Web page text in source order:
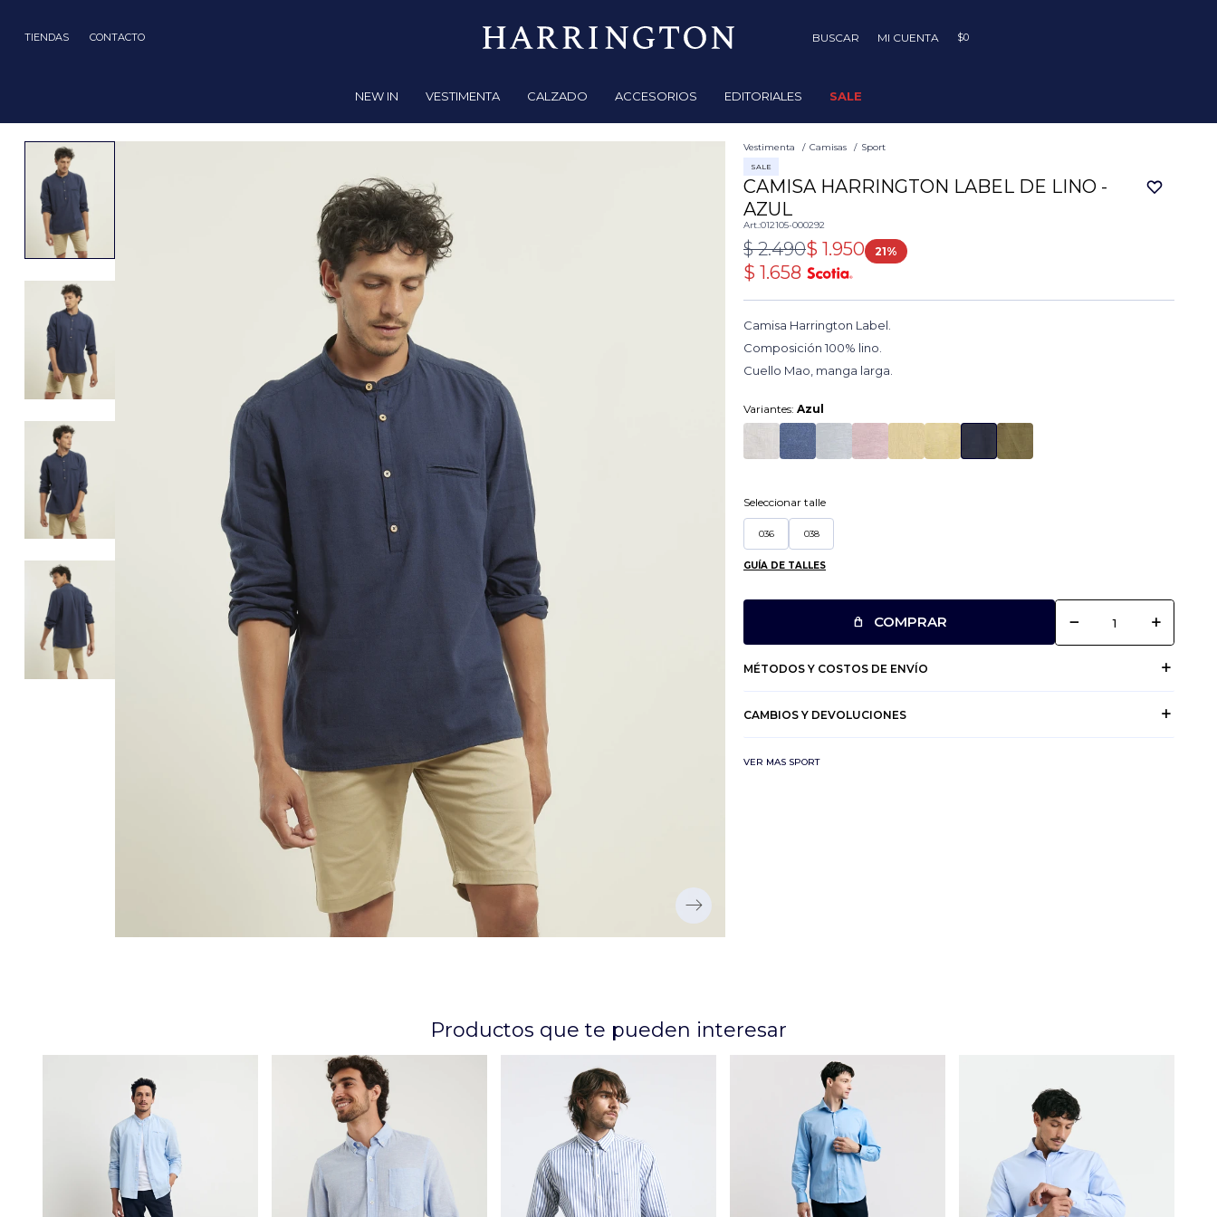
TIENDAS CONTACTO
NEW IN VESTIMENTA CALZADO ACCESORIOS EDITORIALES SALE
$0
Vestimenta Camisas Sport
SALE
CAMISA HARRINGTON LABEL DE LINO -
AZUL
012105-000292
$ 1.950
$ 2.490 21
$ 1.658
Camisa Harrington Label.
Composición 100% lino.
Cuello Mao, manga larga.
Variantes:Azul
Seleccionar talle
036 038
GUÍA DE TALLES
COMPRAR remove add
MÉTODOS Y COSTOS DE ENVÍO
CAMBIOS Y DEVOLUCIONES
VER MAS SPORT
Productos que te pueden interesar